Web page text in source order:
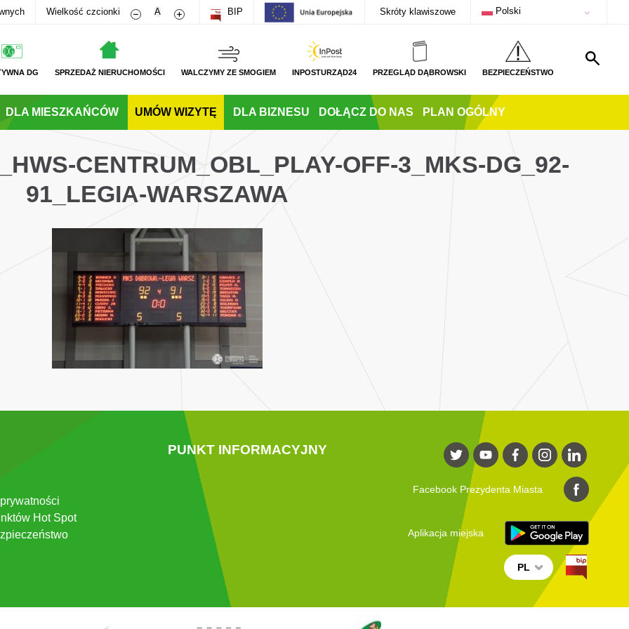
Wielkość czcionki Zmniejsz rozmiar czcionki
A Zwiększ rozmiar czcionki
BIP Skróty klawiszowe Polski
DG SPRZEDAŻ NIERUCHOMOŚCI WALCZYMY ZE SMOGIEM INPOSTURZĄD24 PRZEGLĄD DĄBROWSKI BEZPIECZEŃSTWO
DLA MIESZKAŃCÓW UMÓW WIZYTĘ DLA BIZNESU DOŁĄCZ DO NAS PLAN OGÓLNY
CENTRUM_OBL_PLAY-OFF-3_MKS-DG_92-
91_LEGIA-WARSZAWA
Hot Spot
PUNKT INFORMACYJNY
Facebook Prezydenta Miasta
Aplikacja miejska
PL